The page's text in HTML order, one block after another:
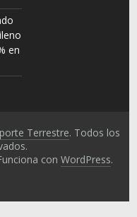
en
Terrestre. Todos los
conWordPress.